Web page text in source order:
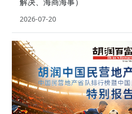
2026-07-20